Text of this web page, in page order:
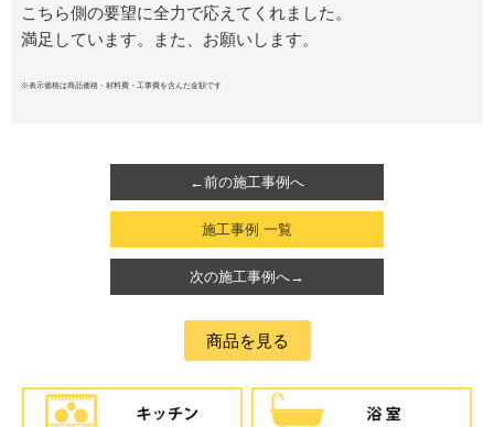
こちら側の要望に全力で応えてくれました。
満足しています。
また、お願いします。
※表示価格は商品価格・材料費・工事費を含んだ金額です
←前の施工事例へ
施工事例 一覧
次の施工事例へ→
商品を見る